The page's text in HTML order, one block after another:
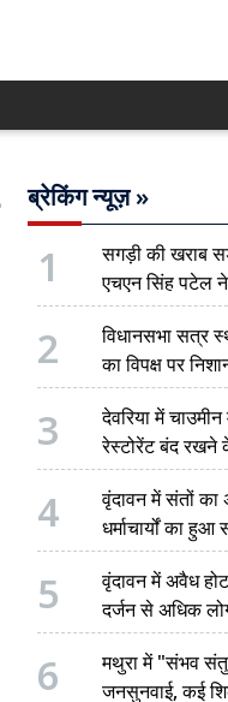
ब्रेकिंग न्यूज़ »
1
सगड़ी की खराब
एचएन सिंह पटेल ने
2
विधानसभा सत्र
का विपक्ष पर
3
देवरिया में
रेस्टोरेंट बंद रखने
4
वृंदावन में संतों का
धर्माचार्यों का हुआ
5
वृंदावन में अवैध
दर्जन से अधिक
6
मथुरा में "संभव
जनसुनवाई, कई